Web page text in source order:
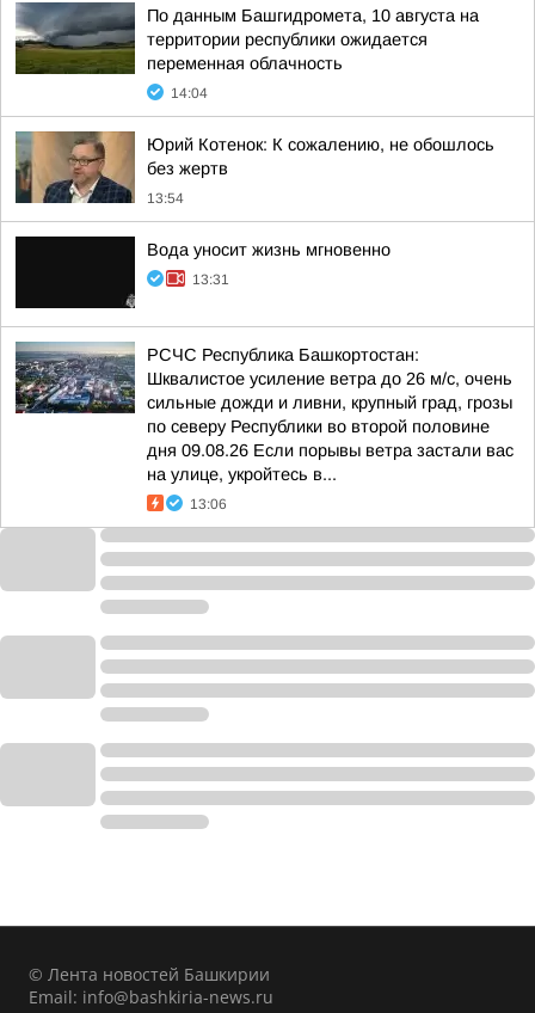
По данным Башгидромета, 10 августа на
территории республики ожидается
переменная облачность
14:04
Юрий Котенок: К сожалению, не обошлось
без жертв
13:54
Вода уносит жизнь мгновенно
13:31
РСЧС Республика Башкортостан:
Шквалистое усиление ветра до 26 м/с, очень
сильные дожди и ливни, крупный град, грозы
по северу Республики во второй половине
дня 09.08.26 Если порывы ветра застали вас
на улице, укройтесь в...
13:06
© Лента новостей Башкирии
Email: info@bashkiria-news.ru